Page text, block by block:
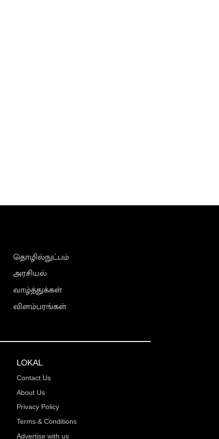
தொழில்நுட்பம்
அரசியல்
வாழ்த்துக்கள்
விளம்பரங்கள்
LOKAL
Contact Us
About Us
Privacy Policy
Terms & Conditions
Advertise with us